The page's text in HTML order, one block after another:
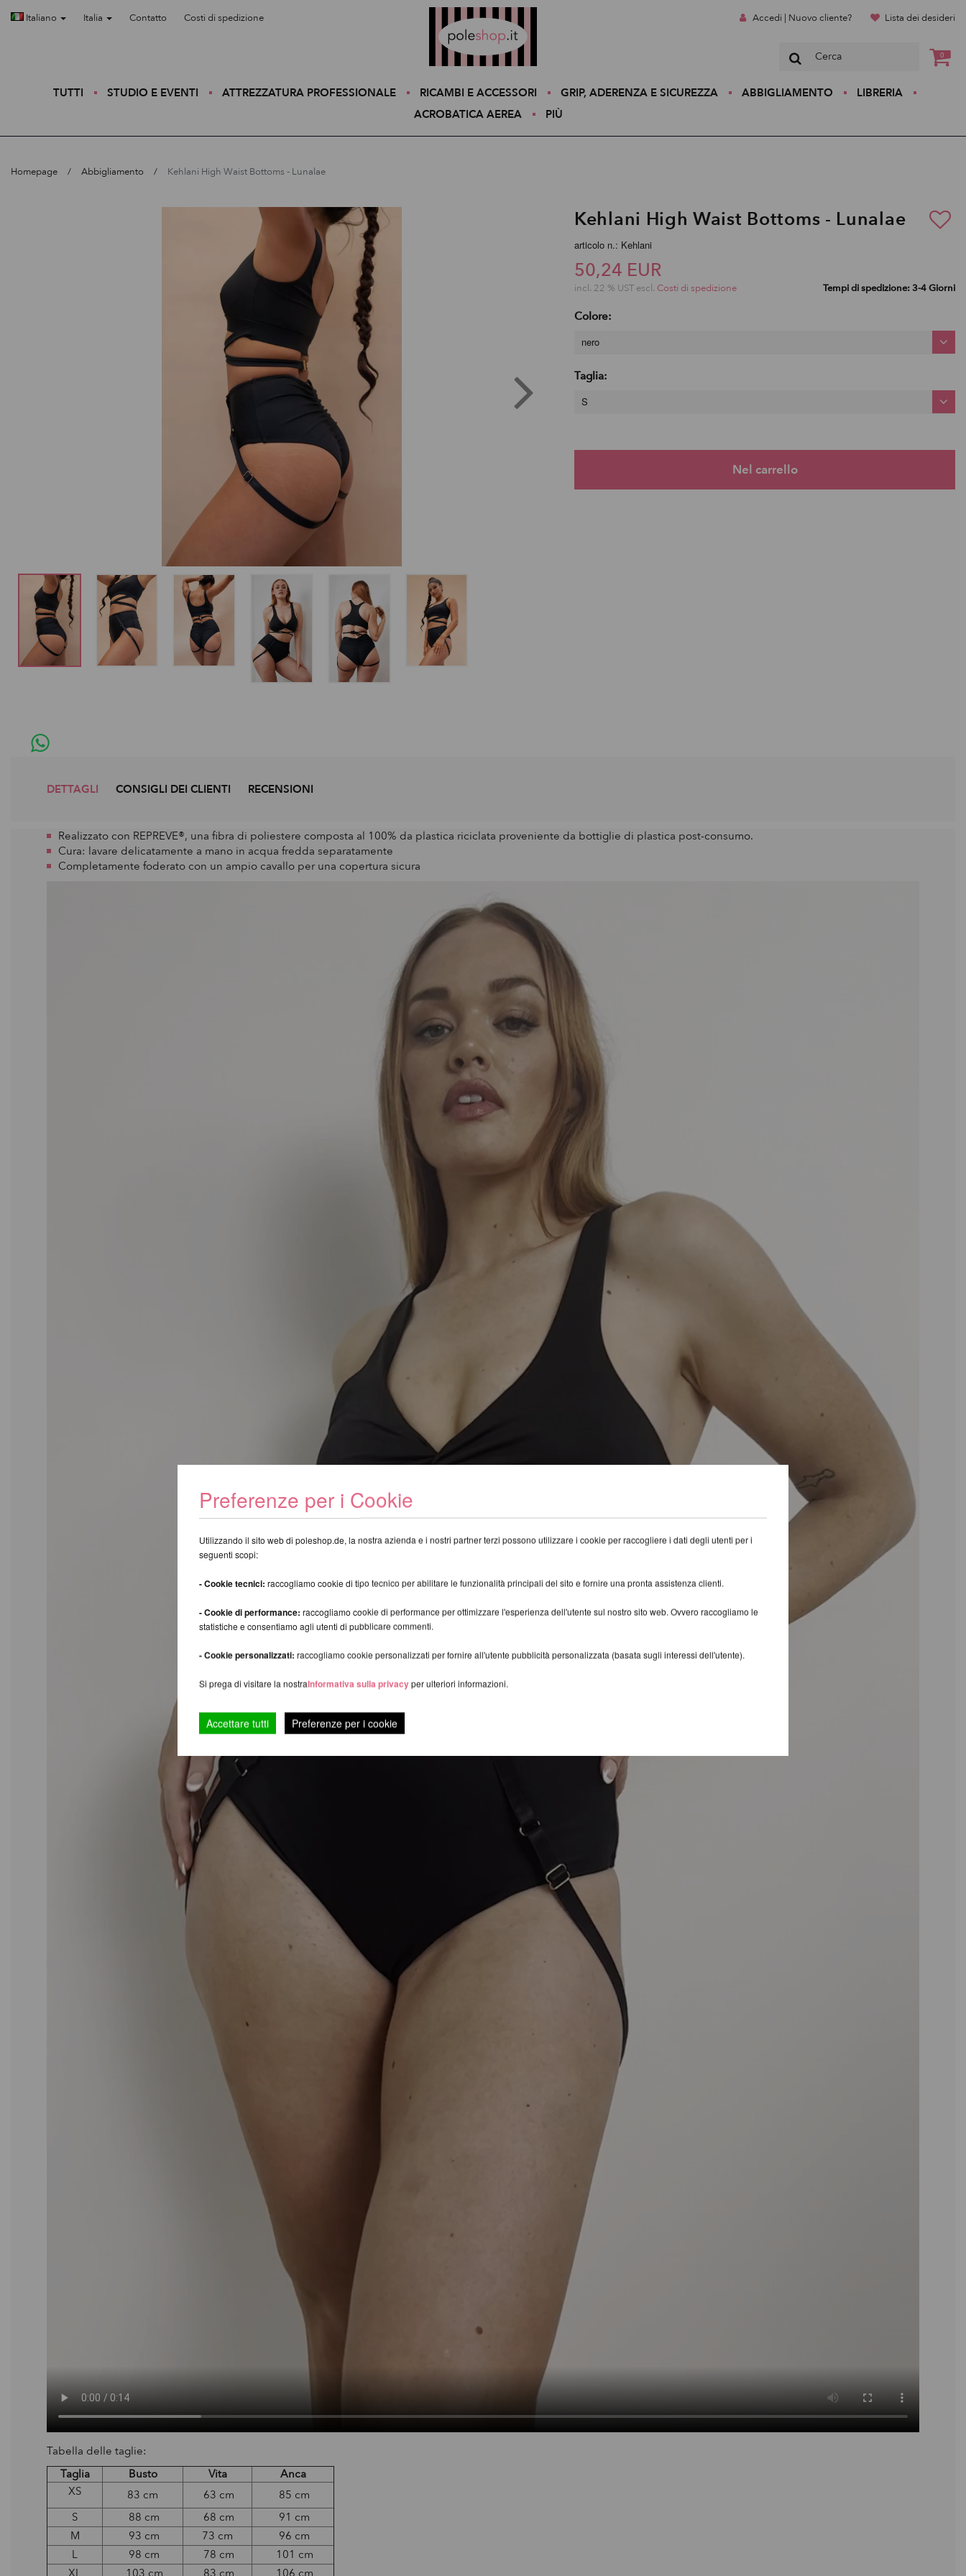
Italiano Italia Contatto Costi di spedizione Accedi | Nuovo cliente? Lista dei desideri
0
TUTTI STUDIO E EVENTI ATTREZZATURA PROFESSIONALE RICAMBI E ACCESSORI GRIP, ADERENZA E SICUREZZA ABBIGLIAMENTO
LIBRERIA
ACROBATICA AEREA
PIÙ
Homepage Abbigliamento Kehlani High Waist Bottoms - Lunalae
Kehlani High Waist Bottoms - Lunalae
articolo n.: Kehlani
50,24 EUR
incl. 22 % UST escl. Costi di spedizione Tempi di spedizione: 3-4 Giorni
Colore:
nero
Taglia:
S
DETTAGLI CONSIGLI DEI CLIENTI RECENSIONI
Realizzato con REPREVE®, una fibra di poliestere composta al 100% da plastica riciclata proveniente da bottiglie di plastica post-consumo.
Cura: lavare delicatamente a mano in acqua fredda separatamente
Completamente foderato con un ampio cavallo per una copertura sicura
Tabella delle taglie:
Taglia
Busto Vita
Anca
XS
83 cm 63 cm
85 cm
S
88 cm 68 cm
91 cm
M
93 cm 73 cm
96 cm
L
98 cm 78 cm
101 cm
XL
103 cm 83 cm 106 cm
Preferenze per i Cookie
Utilizzando il sito web di poleshop.de, la nostra azienda e i nostri partner terzi possono utilizzare i cookie per raccogliere i dati degli utenti per i
seguenti scopi:
- Cookie tecnici: raccogliamo cookie di tipo tecnico per abilitare le funzionalità principali del sito e fornire una pronta assistenza clienti.
- Cookie di performance: raccogliamo cookie di performance per ottimizzare l'esperienza dell'utente sul nostro sito web. Ovvero raccogliamo le
statistiche e consentiamo agli utenti di pubblicare commenti.
- Cookie personalizzati: raccogliamo cookie personalizzati per fornire all'utente pubblicità personalizzata (basata sugli interessi dell'utente).
Si prega di visitare la nostraInformativa sulla privacy per ulteriori informazioni.
Accettare tutti Preferenze per i cookie